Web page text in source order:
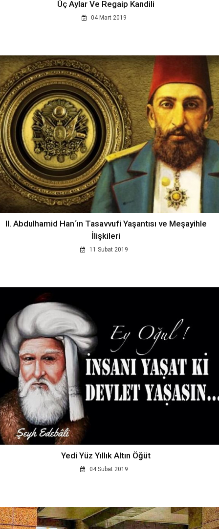
Üç Aylar Ve Regaip Kandili
04 Mart 2019
II. Abdulhamid Han´ın Tasavvufi Yaşantısı ve Meşayihle
İlişkileri
11 Subat 2019
Yedi Yüz Yıllık Altın Öğüt
04 Subat 2019